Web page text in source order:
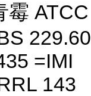
霉 ATCC
229.60
=IMI
143